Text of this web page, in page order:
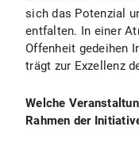
sich das Potenzial
entfalten. In einer
Offenheit gedeihen
trägt zur Exzellenz
Welche
Rahmen der